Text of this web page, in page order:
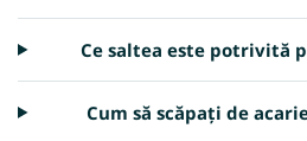
Ce saltea este potrivită
Cum să scăpați de